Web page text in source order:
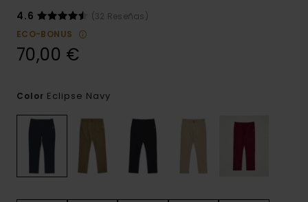
4.6
(32 Reseñas)
ECO-BONUS
70,00 €
Color Eclipse Navy